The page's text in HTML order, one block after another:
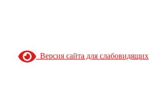
Версия сайта для слабовидящих